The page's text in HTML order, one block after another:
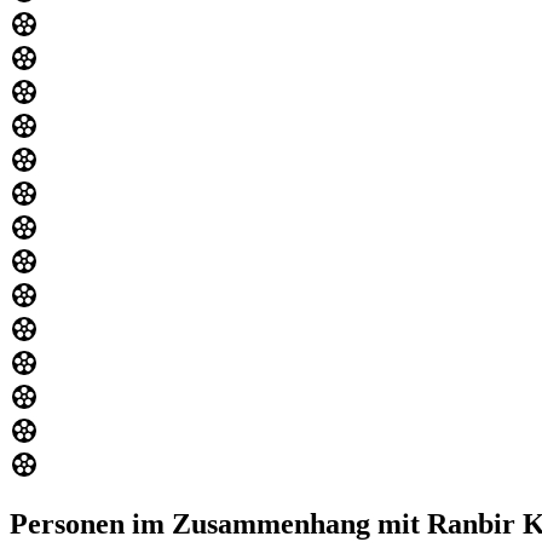
Personen im Zusammenhang mit Ranbir